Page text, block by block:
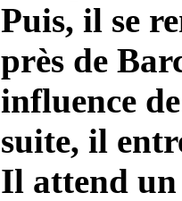
Puis, il se
près de
influence
suite, il
Il attend un